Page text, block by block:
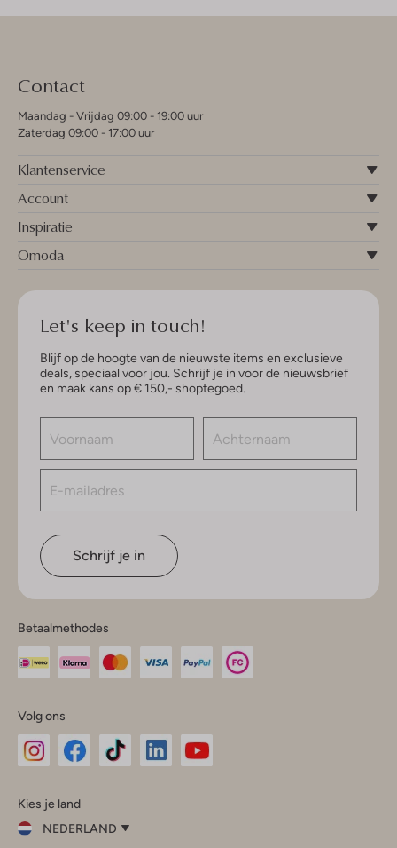
Contact
Maandag - Vrijdag 09:00 - 19:00 uur
Zaterdag 09:00 - 17:00 uur
Klantenservice
Account
Inspiratie
Omoda
Let's keep in touch!
Blijf op de hoogte van de nieuwste items en exclusieve
deals, speciaal voor jou. Schrijf je in voor de nieuwsbrief
en maak kans op € 150,- shoptegoed.
Schrijf je in
Betaalmethodes
Volg ons
InstagramFacebook
Kies je land
NEDERLAND